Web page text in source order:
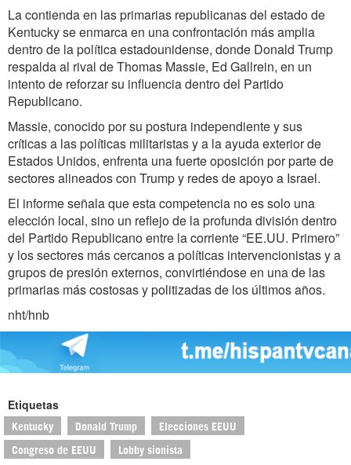
La contienda en las primarias republicanas del estado de
Kentucky se enmarca en una confrontación más amplia
dentro de la política estadounidense, donde Donald Trump
respalda al rival de Thomas Massie, Ed Gallrein, en un
intento de reforzar su influencia dentro del Partido
Republicano.
Massie, conocido por su postura independiente y sus
críticas a las políticas militaristas y a la ayuda exterior de
Estados Unidos, enfrenta una fuerte oposición por parte de
sectores alineados con Trump y redes de apoyo a Israel.
El informe señala que esta competencia no es solo una
elección local, sino un reflejo de la profunda división dentro
del Partido Republicano entre la corriente “EE.UU. Primero”
y los sectores más cercanos a políticas intervencionistas y a
grupos de presión externos, convirtiéndose en una de las
primarias más costosas y politizadas de los últimos años.
nht/hnb
Etiquetas
Kentucky Donald Trump Elecciones EEUU
Congreso de EEUU Lobby sionista